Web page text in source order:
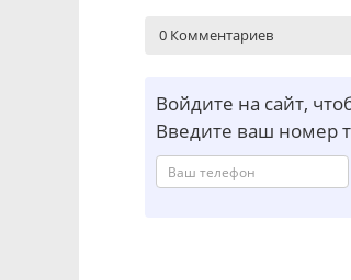
0 Комментариев
Войдите на сайт,
Введите ваш номер